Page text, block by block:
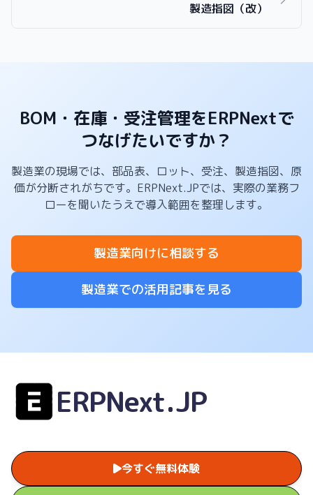
製造指図（改）
BOM・在庫・受注管理をERPNextで
つなげたいですか？
製造業の現場では、部品表、ロット、受注、製造指図、原
価が分断されがちです。ERPNext.JPでは、実際の業務フ
ローを聞いたうえで導入範囲を整理します。
製造業向けに相談する
製造業での活用記事を見る
ERPNext.JP
今すぐ無料体験